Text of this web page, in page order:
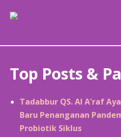
Top Posts &
Tadabbur QS. Al A'raf
Baru Penanganan
Probiotik Siklus